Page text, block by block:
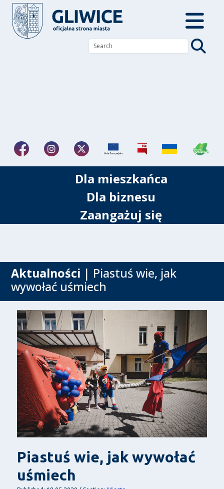
Dla mieszkańca
Dla biznesu
Zaangażuj się
Aktualności | Piastuś wie, jak
wywołać uśmiech
Piastuś wie, jak wywołać
uśmiech